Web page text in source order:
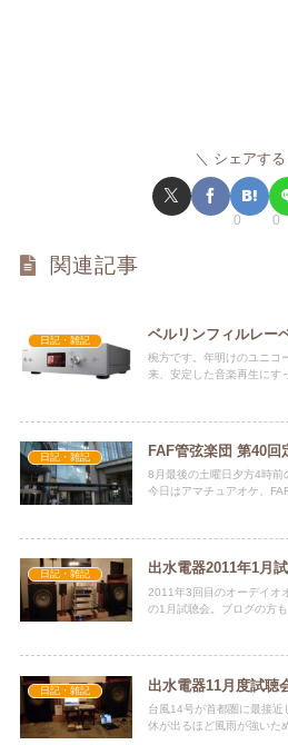
シェアする
0 0
関連記事
日記・雑記 ベルリンフィルレー
椀方です。年明けのユニコ
来、安定した音楽再生にす
日記・雑記 FAF管弦楽団 第40回
8月最後の土曜日夕方4時前
今日はアマチュアオケ、
日記・雑記 出水電器2011年1月
2011年3回目のオーデイオ
の1月試聴会。ブログの方も
日記・雑記 出水電器11月度試聴
台風14号が首都圏に最接近
休が出るほど風雨が強いた